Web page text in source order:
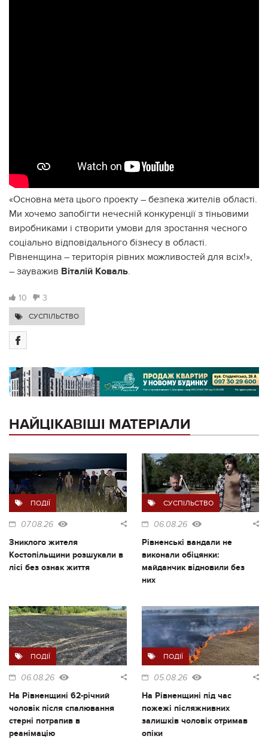
«Основна мета цього проекту – безпека жителів області.
Ми хочемо запобігти нечесній конкуренції з тіньовими
виробниками і створити умови для зростання чесного
соціально відповідального бізнесу в області.
Рівненщина – територія рівних можливостей для всіх!»,
– зауважив Віталій Коваль.
10 3
СУСПІЛЬСТВО
НАЙЦІКАВІШІ МАТЕРІАЛИ
ПОДІЇ
07.08.26
Зниклого жителя
Костопільщини розшукали в
лісі без ознак життя
СУСПІЛЬСТВО
06.08.26
Рівненські вандали не
виконали обіцянки:
майданчик відновили без
них
ПОДІЇ
06.08.26
На Рівненщині 62-річний
чоловік після спалювання
стерні потрапив в
реанімацію
ПОДІЇ
05.08.26
На Рівненщині під час
пожежі післяжнивних
залишків чоловік отримав
опіки